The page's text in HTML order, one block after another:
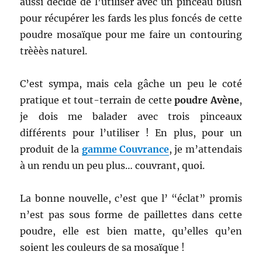
pour récupérer les fards les plus foncés de cette
poudre mosaïque pour me faire un contouring
trèèès naturel.
C’est sympa, mais cela gâche un peu le coté
pratique et tout-terrain de cettepoudre Avène,
je dois me balader avec trois pinceaux
différents pour l’utiliser ! En plus, pour un
produit de la gamme Couvrance, je m’attendais
à un rendu un peu plus… couvrant, quoi.
La bonne nouvelle, c’est que l’ “éclat” promis
n’est pas sous forme de paillettes dans cette
poudre, elle est bien matte, qu’elles qu’en
soient les couleurs de sa mosaïque !